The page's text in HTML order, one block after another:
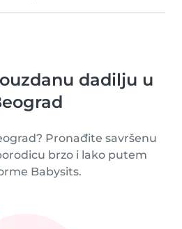
dadilju u
Pronađite savršenu
brzo i lako putem
Babysits.